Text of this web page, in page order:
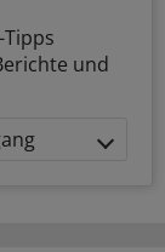
und